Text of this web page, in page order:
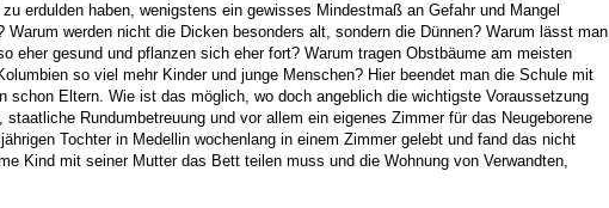
erdulden haben, wenigstens ein gewisses Mindestmaß an Gefahr und Mangel
werden nicht die Dicken besonders alt, sondern die Dünnen? Warum lässt man
eher gesund und pflanzen sich eher fort? Warum tragen Obstbäume am meisten
so viel mehr Kinder und junge Menschen? Hier beendet man die Schule mit
Eltern. Wie ist das möglich, wo doch angeblich die wichtigste Voraussetzung
Rundumbetreuung und vor allem ein eigenes Zimmer für das Neugeborene
Tochter in Medellin wochenlang in einem Zimmer gelebt und fand das nicht
Kind mit seiner Mutter das Bett teilen muss und die Wohnung von Verwandten,